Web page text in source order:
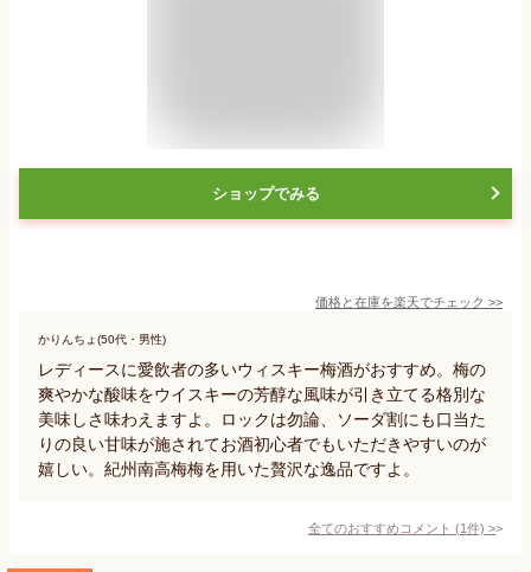
ショップでみる
価格と在庫を楽天でチェック >>
かりんちょ(50代・男性)
レディースに愛飲者の多いウィスキー梅酒がおすすめ。梅の
爽やかな酸味をウイスキーの芳醇な風味が引き立てる格別な
美味しさ味わえますよ。ロックは勿論、ソーダ割にも口当た
りの良い甘味が施されてお酒初心者でもいただきやすいのが
嬉しい。紀州南高梅梅を用いた贅沢な逸品ですよ。
全てのおすすめコメント (1件) >